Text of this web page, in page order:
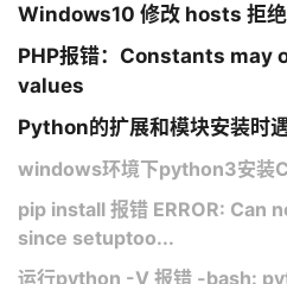
Windows10 修改 hosts 拒
PHP报错：Constants may
values
Python的扩展和模块安装时
windows环境下python3安装
pip install​ 报错 ERROR: Can
since setuptoo...
运行python -V 报错 -bash: